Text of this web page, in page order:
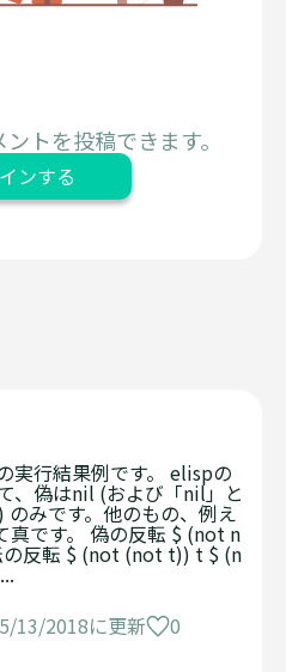
トを投稿できます。
ンする
実行結果例です。 elispの
、偽はnil (および「nil」と
みです。他のもの、例え
です。 偽の反転 $ (not n
反転 $ (not (not t)) t $ (n
5/13/2018に更新 0